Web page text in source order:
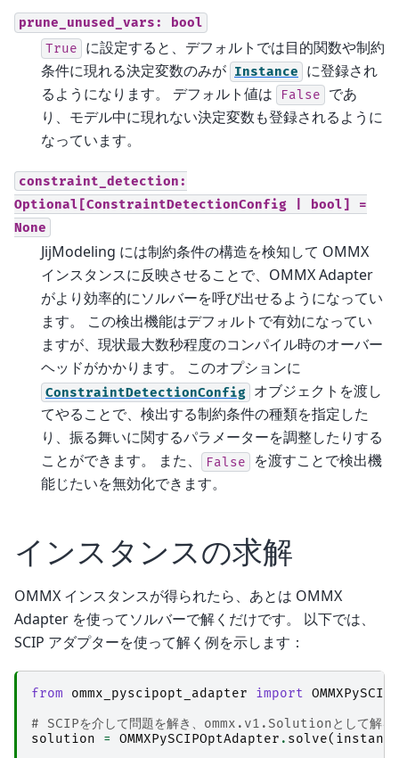
prune_unused_vars:
bool
True
に設定すると、デフォルトでは目的関数や制約
条件に現れる決定変数のみが Instance
に登録され
るようになります。 デフォルト値は
False
であ
り、モデル中に現れない決定変数も登録されるように
なっています。
constraint_detection:
Optional[ConstraintDetectionConfig
bool]
=
None
JijModeling には制約条件の構造を検知して OMMX
インスタンスに反映させることで、OMMX Adapter
がより効率的にソルバーを呼び出せるようになってい
ます。 この検出機能はデフォルトで有効になってい
ますが、現状最大数秒程度のコンパイル時のオーバー
ヘッドがかかります。 このオプションに
ConstraintDetectionConfig オブジェクトを渡し
てやることで、検出する制約条件の種類を指定した
り、振る舞いに関するパラメーターを調整したりする
ことができます。 また、
False
を渡すことで検出機
能じたいを無効化できます。
インスタンスの求解
OMMX インスタンスが得られたら、あとは OMMX
Adapter を使ってソルバーで解くだけです。 以下では、
SCIP アダプターを使って解く例を示します：
from ommx_pyscipopt_adapter import
# SCIPを介して問題を解き、ommx.v1.Solutionとして解を
solution
= OMMXPySCIPOptAdapter . solve(